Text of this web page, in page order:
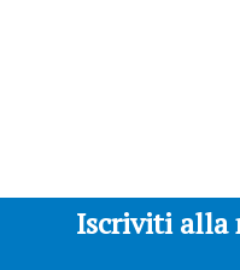
Iscriviti alla